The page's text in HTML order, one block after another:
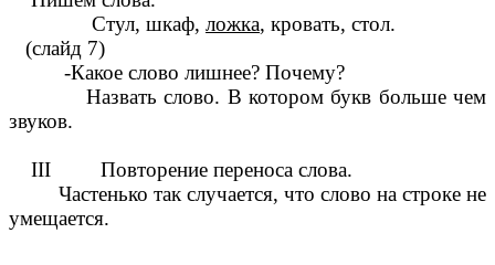
Стул, шкаф, ложка, кровать, стол.
(слайд 7)
-Какое слово лишнее? Почему?
Назвать слово. В котором букв больше чем
звуков.
III Повторение переноса слова.
Частенько так случается, что слово на строке не
умещается.